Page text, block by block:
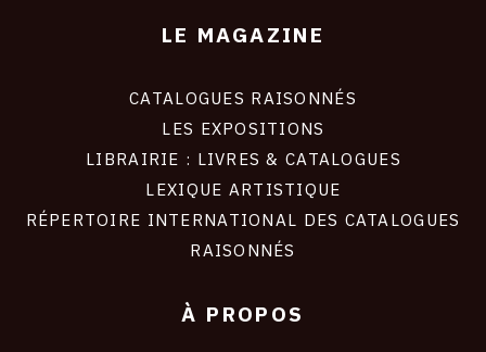
LE MAGAZINE
CATALOGUES RAISONNÉS
LES EXPOSITIONS
LIBRAIRIE : LIVRES & CATALOGUES
LEXIQUE ARTISTIQUE
RÉPERTOIRE INTERNATIONAL DES CATALOGUES
RAISONNÉS
À PROPOS